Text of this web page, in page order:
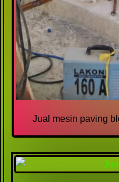
Jual mesin paving